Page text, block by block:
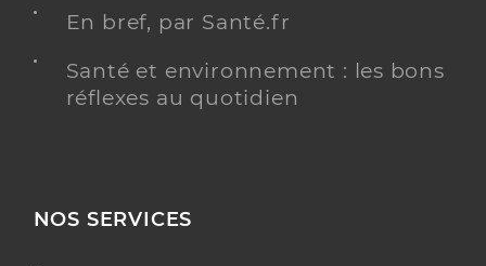
En bref, par Santé.fr
Santé et environnement : les bons
réflexes au quotidien
NOS SERVICES